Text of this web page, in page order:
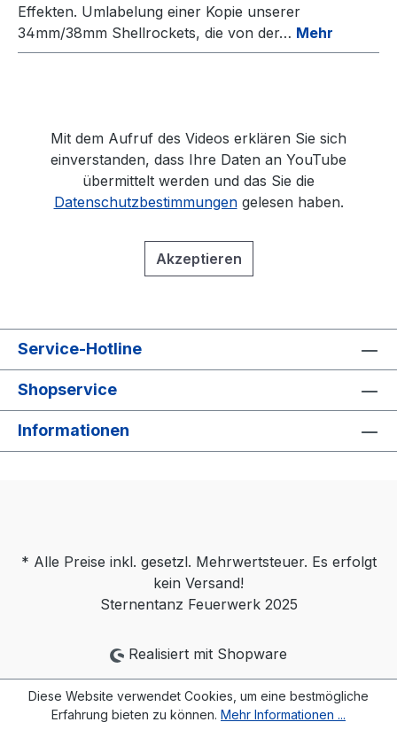
Effekten. Umlabelung einer Kopie unserer
34mm/38mm Shellrockets, die von der… Mehr
Mit dem Aufruf des Videos erklären Sie sich
einverstanden, dass Ihre Daten an YouTube
übermittelt werden und das Sie die
Datenschutzbestimmungengelesen haben.
Akzeptieren
Service-Hotline
Shopservice
Informationen
* Alle Preise inkl. gesetzl. Mehrwertsteuer. Es erfolgt
kein Versand!
Sternentanz Feuerwerk 2025
Realisiert mit Shopware
Diese Website verwendet Cookies, um eine bestmögliche
Erfahrung bieten zu können. Mehr Informationen ...